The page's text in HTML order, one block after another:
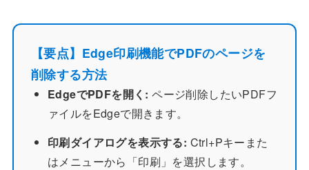
【要点】Edge印刷機能でPDFのページを
削除する方法
EdgeでPDFを開く: ページ削除したいPDFフ
ァイルをEdgeで開きます。
印刷ダイアログを表示する: Ctrl+Pキーまた
はメニューから「印刷」を選択します。